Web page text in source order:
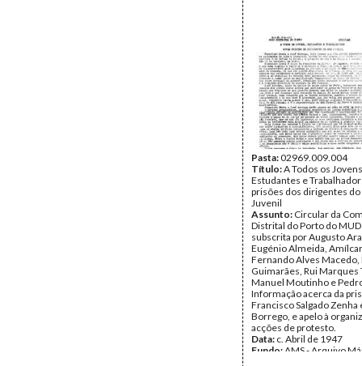
Pasta:02969.009.004
Título:A Todos os
Estudantes e
prisões dos dirigentes do
Juvenil
Assunto: Circular da
Distrital do Porto do
subscrita por Augusto
Eugénio Almeida,
Fernando Alves Macedo,
Guimarães, Rui Marques
Manuel Moutinho e
Informação acerca da
Francisco Salgado Zenha
Borrego, e apelo à
acções de protesto.
Data: c. Abril de 1947
Fundo: AMS - Arquivo